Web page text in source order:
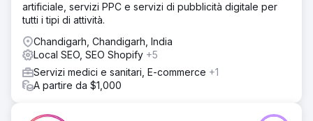
artificiale, servizi PPC e servizi di pubblicità digitale per
tutti i tipi di attività.
Chandigarh, Chandigarh, India
Local SEO, SEO Shopify +5
Servizi medici e sanitari, E-commerce +1
A partire da $1,000